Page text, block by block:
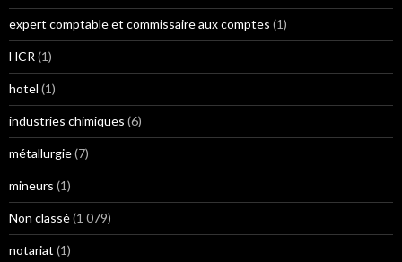
expert comptable et commissaire aux comptes (1)
HCR (1)
hotel (1)
industries chimiques (6)
métallurgie(7)
mineurs (1)
Non classé(1 079)
notariat (1)